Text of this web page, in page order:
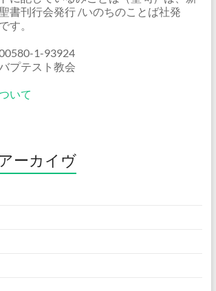
書刊行会発行 /いのちのことば社発
す。
1-93924
プテスト教会
いて
ーカイヴ